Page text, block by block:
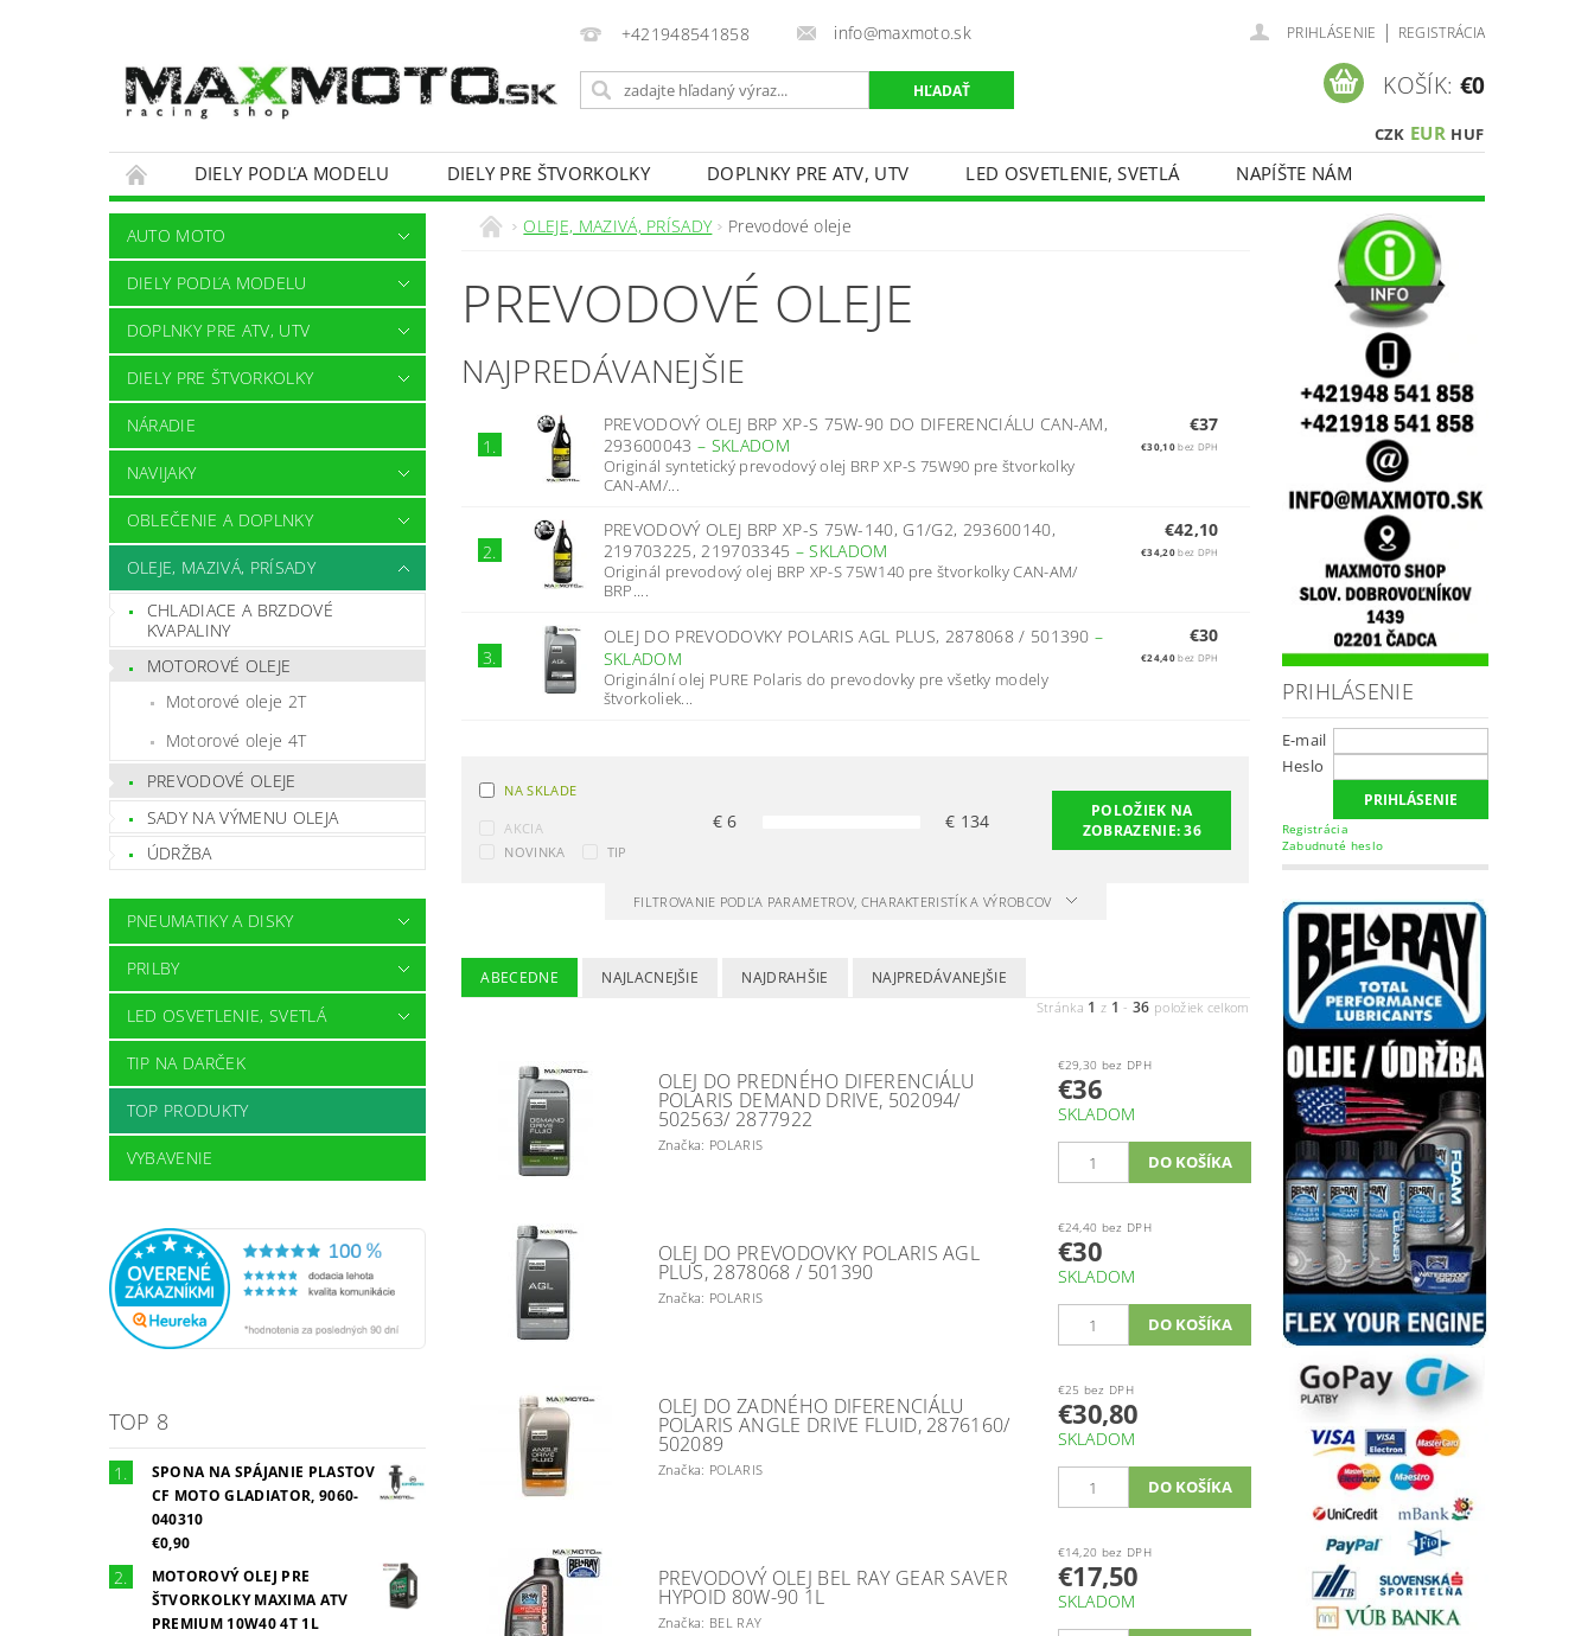
+421948541858 info@maxmoto.sk PRIHLÁSENIE | REGISTRÁCIA
CZK EUR HUF
KOŠÍK: €0
DIELY PODĽA MODELU DIELY PRE ŠTVORKOLKY DOPLNKY PRE ATV, UTV LED OSVETLENIE, SVETLÁ
NAPÍŠTE NÁM
OBCHODNÉ PODMIENKY
KONTAKTY
AUTO MOTO
DIELY PODĽA MODELU
DOPLNKY PRE ATV, UTV
DIELY PRE ŠTVORKOLKY
NÁRADIE
NAVIJAKY
OBLEČENIE A DOPLNKY
OLEJE, MAZIVÁ, PRÍSADY
CHLADIACE A BRZDOVÉ
KVAPALINY
MOTOROVÉ OLEJE
Motorové oleje 2T
Motorové oleje 4T
PREVODOVÉ OLEJE
SADY NA VÝMENU OLEJA
ÚDRŽBA
PNEUMATIKY A DISKY
PRILBY
LED OSVETLENIE, SVETLÁ
TIP NA DARČEK
TOP PRODUKTY
VYBAVENIE
TOP 8
SPONA NA SPÁJANIE PLASTOV
CF MOTO GLADIATOR, 9060-
040310
€0,90
MOTOROVÝ OLEJ PRE
ŠTVORKOLKY MAXIMA ATV
PREMIUM 10W40 4T 1L
OLEJE, MAZIVÁ, PRÍSADY Prevodové oleje
PREVODOVÉ OLEJE
NAJPREDÁVANEJŠIE
1.
PREVODOVÝ OLEJ BRP XP-S 75W-90 DO DIFERENCIÁLU CAN-AM,
293600043– SKLADOM
Originál syntetický prevodový olej BRP XP-S 75W90 pre štvorkolky
CAN-AM/...
€37
€30,10bez DPH
2.
PREVODOVÝ OLEJ BRP XP-S 75W-140, G1/G2, 293600140,
219703225, 219703345 –SKLADOM
Originál prevodový olej BRP XP-S 75W140 pre štvorkolky CAN-AM/
BRP....
€42,10
€34,20bez DPH
3.
OLEJ DO PREVODOVKY POLARIS AGL PLUS, 2878068 / 501390–
SKLADOM
Originální olej PURE Polaris do prevodovky pre všetky modely
štvorkoliek...
€30
€24,40bez DPH
NA SKLADE
AKCIA
NOVINKA
TIP
€6 € 134
POLOŽIEK NA
ZOBRAZENIE:36
FILTROVANIE PODĽA PARAMETROV, CHARAKTERISTÍK A VÝROBCOV
ABECEDNE NAJLACNEJŠIE NAJDRAHŠIE NAJPREDÁVANEJŠIE
Stránka 1 z 1 -36 položiek celkom
OLEJ DO PREDNÉHO DIFERENCIÁLU
POLARIS DEMAND DRIVE, 502094/
502563/ 2877922
Značka: POLARIS
€29,30 bez DPH
€36
SKLADOM
OLEJ DO PREVODOVKY POLARIS AGL
PLUS, 2878068 / 501390
Značka: POLARIS
€24,40 bez DPH
€30
SKLADOM
OLEJ DO ZADNÉHO DIFERENCIÁLU
POLARIS ANGLE DRIVE FLUID, 2876160/
502089
Značka: POLARIS
€25 bez DPH
€30,80
SKLADOM
PREVODOVÝ OLEJ BEL RAY GEAR SAVER
HYPOID 80W-90 1L
Značka: BEL RAY
€14,20 bez DPH
€17,50
SKLADOM
PRIHLÁSENIE
E-mail
Heslo
Registrácia
Zabudnuté heslo